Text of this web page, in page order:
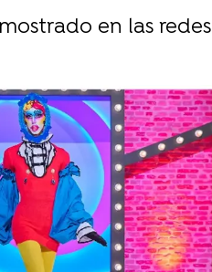
en las redes